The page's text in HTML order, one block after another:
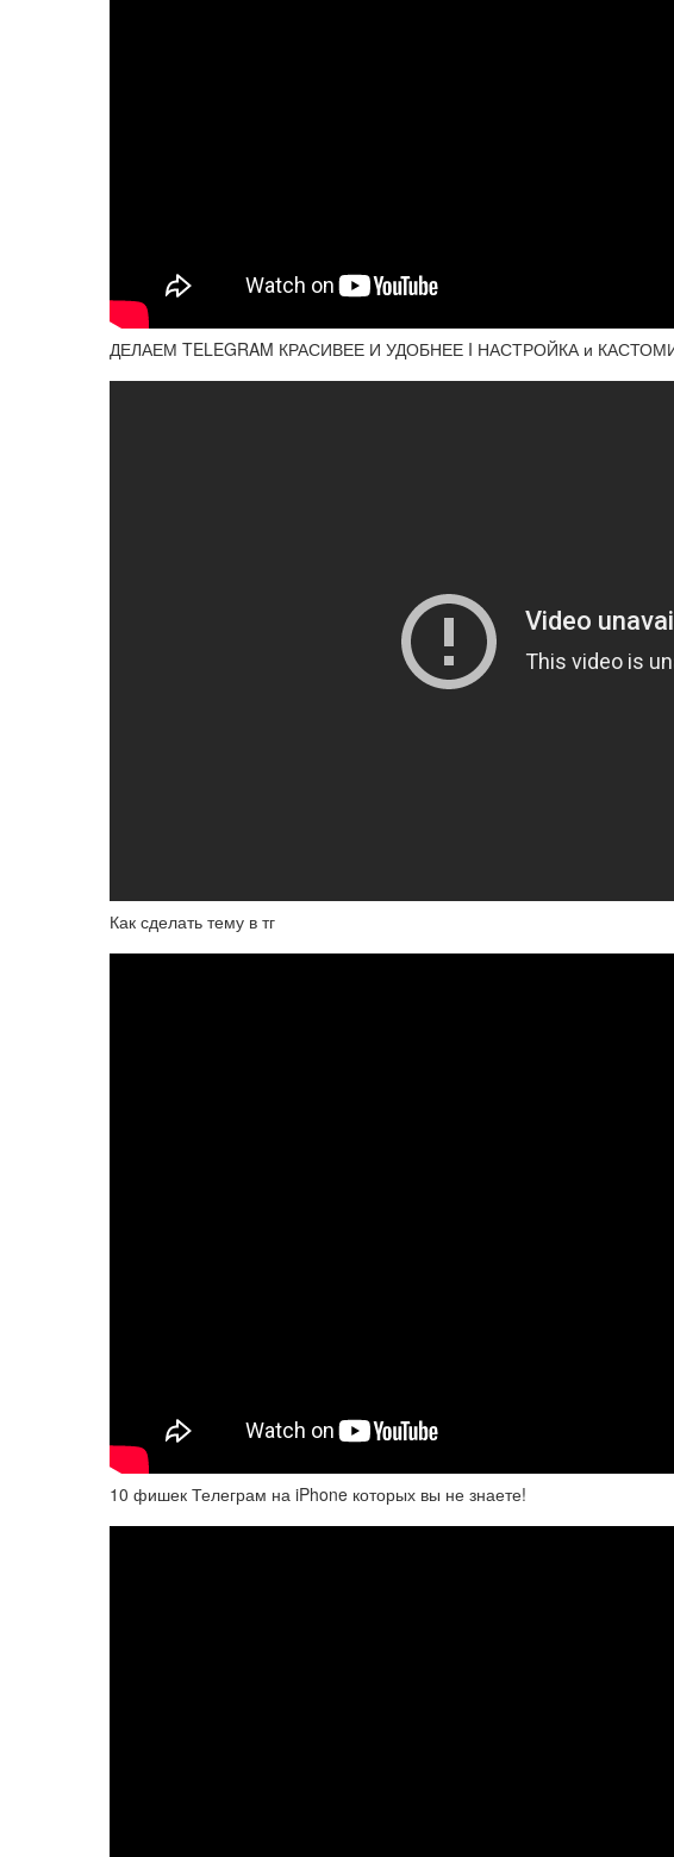
ДЕЛАЕМ TELEGRAM КРАСИВЕЕ И УДОБНЕЕ I НАСТРОЙКА и
Как сделать тему в тг
10 фишек Телеграм на iPhone которых вы не знаете!